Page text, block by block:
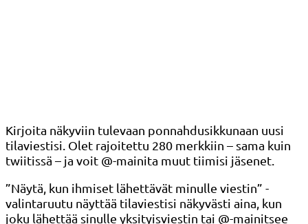
Kirjoita näkyviin tulevaan ponnahdusikkunaan uusi
tilaviestisi. Olet rajoitettu 280 merkkiin – sama kuin
twiitissä – ja voit @-mainita muut tiimisi jäsenet.
”Näytä, kun ihmiset lähettävät minulle viestin” -
valintaruutu näyttää tilaviestisi näkyvästi aina, kun
joku lähettää sinulle yksityisviestin tai @-mainitsee